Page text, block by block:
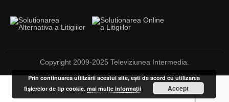
Copyright 2009-2025 Televiziunea Intermedia.
Prin continuarea utilizării acestui site, ești de acord cu utilizarea
fișierelor de tip cookie. mai multe informații Accept